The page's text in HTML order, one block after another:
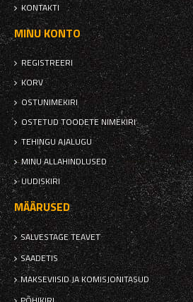
KONTAKTI
MINU KONTO
REGISTREERI
KORV
OSTUNIMEKIRI
OSTETUD TOODETE NIMEKIRI
TEHINGU AJALUGU
MINU ALLAHINDLUSED
UUDISKIRI
MÄÄRUSED
SALVESTAGE TEAVET
SAADETIS
MAKSEVIISID JA KOMISJONITASUD